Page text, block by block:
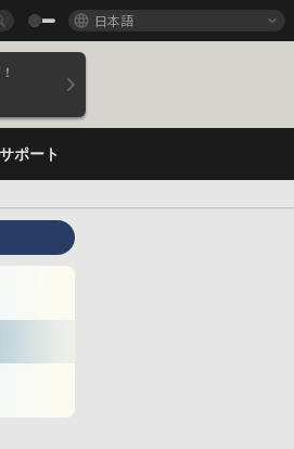
日本語
ポート